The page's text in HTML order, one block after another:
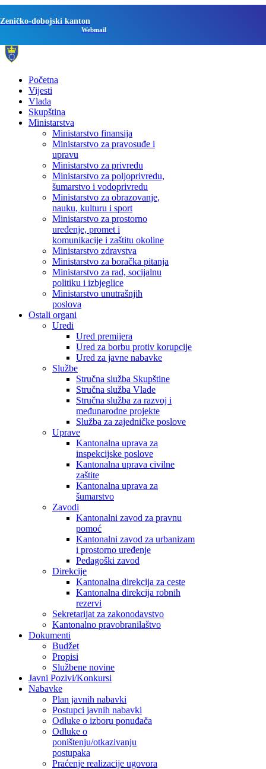
Zeničko-dobojski kanton
Webmail
Početna
Vijesti
Vlada
Skupština
Ministarstva
Ministarstvo finansija
Ministarstvo za pravosuđe i
upravu
Ministarstvo za privredu
Ministarstvo za poljoprivredu,
šumarstvo i vodoprivredu
Ministarstvo za obrazovanje,
nauku, kulturu i sport
Ministarstvo za prostorno
uređenje, promet i
komunikacije i zaštitu okoline
Ministarstvo zdravstva
Ministarstvo za boračka pitanja
Ministarstvo za rad, socijalnu
politiku i izbjeglice
Ministarstvo unutrašnjih
poslova
Ostali organi
Uredi
Ured premijera
Ured za borbu protiv korupcije
Ured za javne nabavke
Službe
Stručna služba Skupštine
Stručna služba Vlade
Stručna služba za razvoj i
međunarodne projekte
Služba za zajedničke poslove
Uprave
Kantonalna uprava za
inspekcijske poslove
Kantonalna uprava civilne
zaštite
Kantonalna uprava za
šumarstvo
Zavodi
Kantonalni zavod za pravnu
pomoć
Kantonalni zavod za urbanizam
i prostorno uređenje
Pedagoški zavod
Direkcije
Kantonalna direkcija za ceste
Kantonalna direkcija robnih
rezervi
Sekretarijat za zakonodavstvo
Kantonalno pravobranilaštvo
Dokumenti
Budžet
Propisi
Službene novine
Javni Pozivi/Konkursi
Nabavke
Plan javnih nabavki
Postupci javnih nabavki
Odluke o izboru ponuđača
Odluke o
poništenju/otkazivanju
postupaka
Praćenje realizacije ugovora